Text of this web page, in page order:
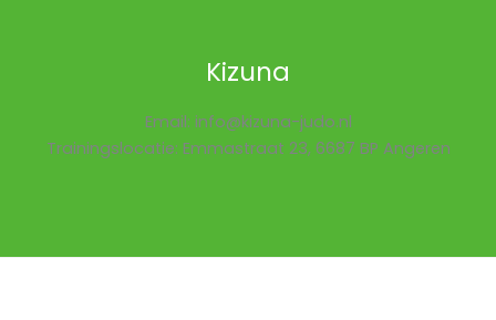
Kizuna
Email: info@kizuna-judo.nl
Trainingslocatie: Emmastraat 23, 6687 BP Angeren